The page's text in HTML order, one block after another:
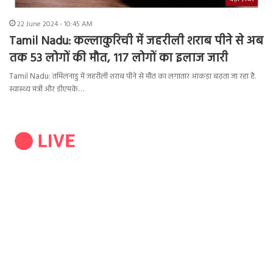
22 June 2024 - 10:45 AM
Tamil Nadu: कल्लाकुरिची में जहरीली शराब पीने से अब
तक 53 लोगों की मौत, 117 लोगों का इलाज जारी
Tamil Nadu: तमिलनाडु में जहरीली शराब पीने से मौत का लगातार आंकड़ा बढ़ता जा रहा है.
स्वास्थ्य मंत्री और डीएमके…